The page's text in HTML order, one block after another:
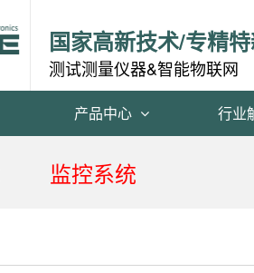
国家高新技术/专精
测试测量仪器&智能物联网
产品中心 行业
监控系统